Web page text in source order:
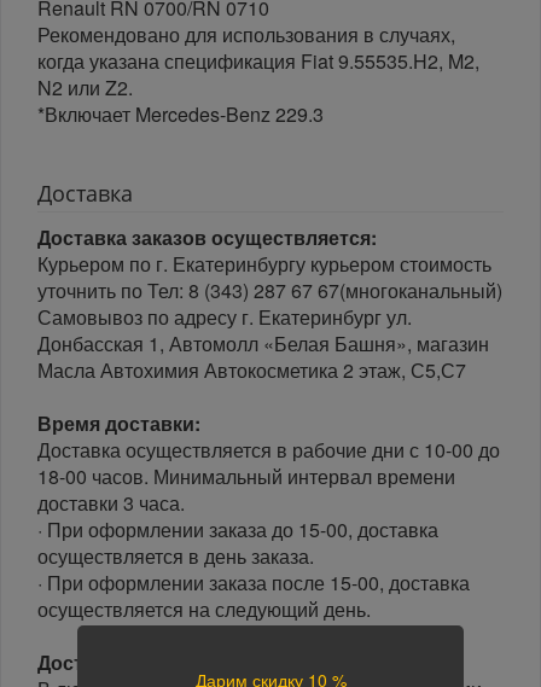
Renault RN 0700/RN 0710
Рекомендовано для использования в случаях,
когда указана спецификация Fiat 9.55535.H2, M2,
N2 или Z2.
*Включает Mercedes-Benz 229.3
Доставка
Доставка заказов осуществляется:
Курьером по г. Екатеринбургу курьером стоимость
уточнить по Тел: 8 (343) 287 67 67(многоканальный)
Самовывоз по адресу г. Екатеринбург ул.
Донбасская 1, Автомолл «Белая Башня», магазин
Масла Автохимия Автокосметика 2 этаж, С5,С7
Время доставки:
Доставка осуществляется в рабочие дни с 10-00 до
18-00 часов. Минимальный интервал времени
доставки 3 часа.
· При оформлении заказа до 15-00, доставка
осуществляется в день заказа.
· При оформлении заказа после 15-00, доставка
осуществляется на следующий день.
Доставка по России:
Дарим скидку 10 %